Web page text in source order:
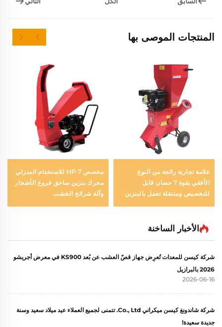
المنتجات الموصى بها
علامة تجارية رائجة من النوع
الأفقي بقوة 7 حصان قابل
للتخصيص ومتنقلة تعمل بالبنزين
مخصص 7 HP للاستخدام المنزلي
محرك بنزين ساحق فروع الأشجار
وآلة شرائح الخشب
الأخبار الساخنة
شركة كيسن للمعدات تُعرِض جهاز قصّ العشب عن بُعد KS900 في معرض أجريشو
2026 بالبرازيل
2026-06-16
شركة شاندونغ كيسن ميكراني Co., Ltd. تتمنى لجميع العملاء عيد ميلاد سعيد وسنة
جديدة سعيدة!